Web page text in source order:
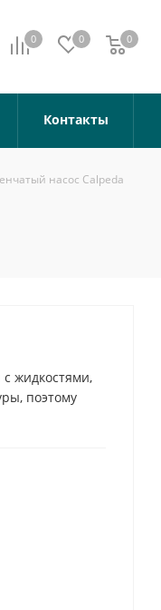
0 0 0
0
Контакты
насос Calpeda
жидкостями,
поэтому